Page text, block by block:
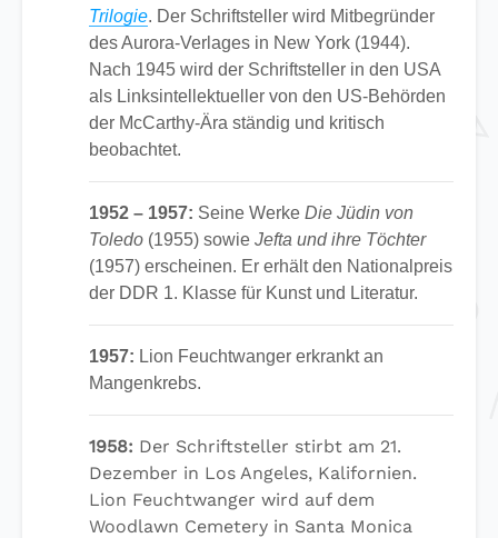
Trilogie. Der Schriftsteller wird Mitbegründer
des Aurora-Verlages in New York (1944).
Nach 1945 wird der Schriftsteller in den USA
als Linksintellektueller von den US-Behörden
der McCarthy-Ära ständig und kritisch
beobachtet.
1952 – 1957: Seine Werke Die Jüdin von
Toledo (1955) sowie Jefta und ihre Töchter
(1957) erscheinen. Er erhält den Nationalpreis
der DDR 1. Klasse für Kunst und Literatur.
1957: Lion Feuchtwanger erkrankt an
Mangenkrebs.
1958: Der Schriftsteller stirbt am 21.
Dezember in Los Angeles, Kalifornien.
Lion Feuchtwanger wird auf dem
Woodlawn Cemetery in Santa Monica